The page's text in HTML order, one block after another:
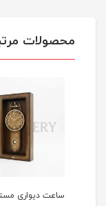
محصولات